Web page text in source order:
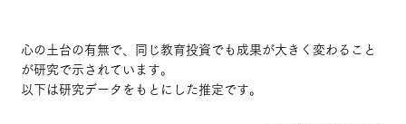
心の土台の有無で、同じ教育投資でも成果が大きく変わること
が研究で示されています。
以下は研究データをもとにした推定です。